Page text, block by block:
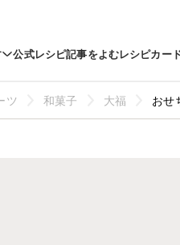
公式レシピ記事をよむレシピカー
ツ 和菓子 大福 おせ